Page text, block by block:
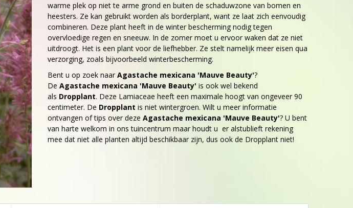
warme plek op niet te arme grond en buiten de schaduwzone van bomen en
heesters. Ze kan gebruikt worden als borderplant, want ze laat zich eenvoudig
combineren. Deze plant heeft in de winter bescherming nodig tegen
overvloedige regen en sneeuw. In de zomer moet u ervoor waken dat ze niet
uitdroogt. Het is een plant voor de liefhebber. Ze stelt namelijk meer eisen qua
verzorging, zoals bijvoorbeeld winterbescherming.
Bent u op zoek naarAgastache mexicana 'Mauve Beauty'?
De Agastache mexicana 'Mauve Beauty' is ook wel bekend
als Dropplant. Deze Lamiaceae heeft een maximale hoogt van ongeveer 90
centimeter. De Dropplant is niet wintergroen. Wilt u meer informatie
ontvangen of tips over deze Agastache mexicana 'Mauve Beauty'? U bent
van harte welkom in ons tuincentrum maar houdt u er alstublieft rekening
mee dat niet alle planten altijd beschikbaar zijn, dus ook de Dropplant niet!